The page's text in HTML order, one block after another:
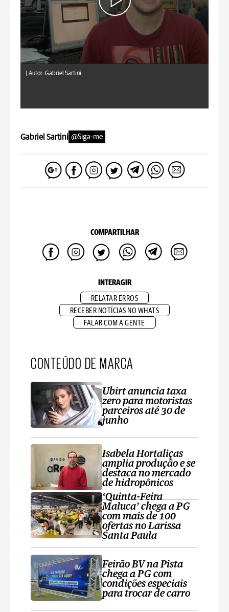
Autor: Gabriel Sartini
Gabriel Sartini @Siga-me
COMPARTILHAR
INTERAGIR
RELATAR ERROS
RECEBER NOTÍCIAS NO WHATS
FALAR COM A GENTE
CONTEÚDO DE MARCA
Ubirt anuncia taxa
zero para motoristas
parceiros até 30 de
junho
Isabela Hortaliças
amplia produção e se
destaca no mercado
de hidropônicos
‘Quinta-Feira
Maluca’ chega a PG
com mais de 100
ofertas no Larissa
Santa Paula
Feirão BV na Pista
chega a PG com
condições especiais
para trocar de carro